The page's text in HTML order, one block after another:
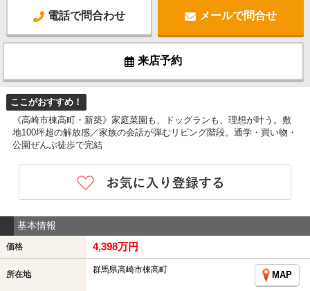
電話で問合わせ メールで問合せ
来店予約
ここがおすすめ！
《高崎市棟高町・新築》家庭菜園も、ドッグランも、理想が叶う。敷
地100坪超の解放感／家族の会話が弾むリビング階段。通学・買い物・
公園ぜんぶ徒歩で完結
基本情報
価格 4,398万円
所在地 群馬県高崎市棟高町
MAP